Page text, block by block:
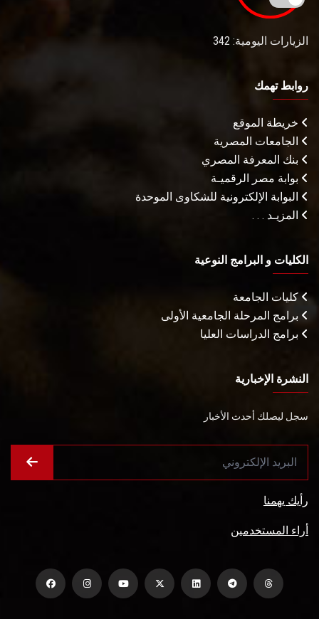
الزيارات اليومية: 342
روابط تهمك
خريطة الموقع
الجامعات المصرية
بنك المعرفة المصري
بوابة مصر الرقميـة
البوابة الإلكترونية للشكاوى الموحدة
المزيـد . . .
الكليات و البرامج النوعية
كليات الجامعة
برامج المرحلة الجامعية الأولى
برامج الدراسات العليا
النشرة الإخبارية
سجل ليصلك أحدث الأخبار
رأيك يهمنا
أراء المستخدمين